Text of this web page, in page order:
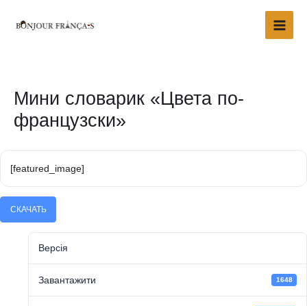
Main
Мини словарик «Цвета по-
французски»
[featured_image]
СКАЧАТЬ
Версія
Завантажити 1648
запису